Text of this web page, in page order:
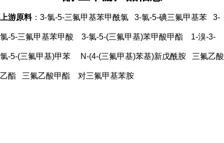
上游原料：3-氯-5-三氟甲基苯甲酰氯 3-氯-5-碘三氟甲基苯 3-
氯-5-三氟甲基苯甲酸 3-氯-5-(三氟甲基)苯甲酸甲酯 1-溴-3-
氯-5-(三氟甲基)甲苯 N-(4-(三氟甲基)苯基)新戊酰胺 三氟乙酸
乙酯 三氟乙酸甲酯 对三氟甲基苯胺